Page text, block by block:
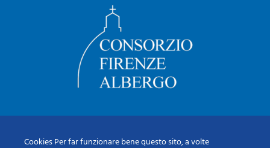
Cookies Per far funzionare bene questo sito, a volte